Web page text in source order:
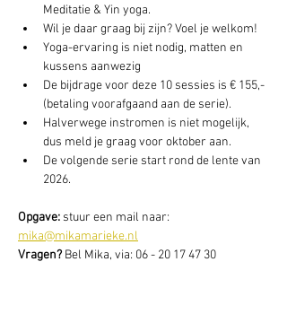
Meditatie & Yin yoga.
Wil je daar graag bij zijn? Voel je welkom!
Yoga-ervaring is niet nodig, matten en
kussens aanwezig
De bijdrage voor deze 10 sessies is € 155,-
(betaling voorafgaand aan de serie).
Halverwege instromen is niet mogelijk,
dus meld je graag voor oktober aan.
De volgende serie start rond de lente van
2026.
Opgave: stuur een mail naar:
mika@mikamarieke.nl
Vragen? Bel Mika, via: 06 - 20 17 47 30